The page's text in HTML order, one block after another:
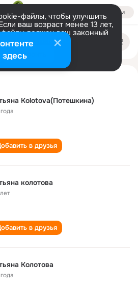
Войти
файлы, чтобы улучшить
ваш возраст менее 13 лет,
должен ваш законный
информации
Настроить
Kolotova(Потешкина)
в друзья
колотова
в друзья
Колотова